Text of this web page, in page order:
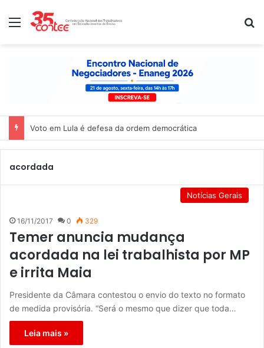
Menu
Voto em Lula é defesa da ordem democrática
acordada
Notícias Gerais
16/11/2017 0 329
Temer anuncia mudança
acordada na lei trabalhista por MP
e irrita Maia
Presidente da Câmara contestou o envio do texto no formato
de medida provisória. “Será o mesmo que dizer que toda…
Leia mais »